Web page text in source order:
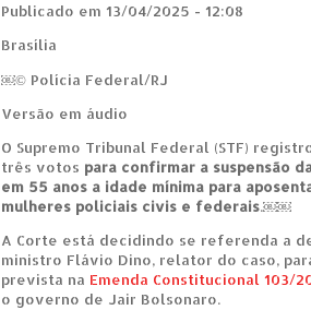
Publicado em 13/04/2025 - 12:08
Brasília
￼© Polícia Federal/RJ
Versão em áudio
O Supremo Tribunal Federal (STF)
três votos para confirmar a suspensão
em 55 anos a idade mínima para
mulheres policiais civis e federais.￼￼
A Corte está decidindo se referenda a
ministro Flávio Dino, relator do caso,
prevista na Emenda Constitucional 103/
o governo de Jair Bolsonaro.